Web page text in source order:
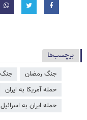
برچسب‌ها
جنگ رمضان جنگ ۱۲ روزه
حمله آمریکا به ایران
حمله ایران به اسرائیل